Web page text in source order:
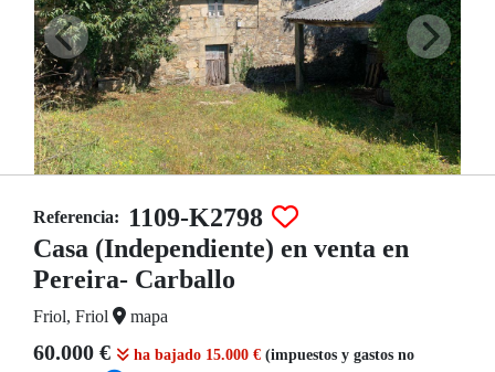
Referencia:
1109-K2798
Casa (Independiente) en venta en
Pereira- Carballo
Friol, Friol mapa
60.000 € ha bajado 15.000 € (impuestos y gastos no